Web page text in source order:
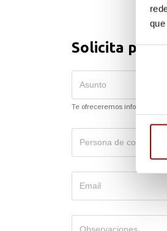
Solicita
Te ofreceremos información